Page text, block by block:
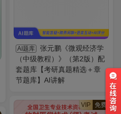
AI题库
张元鹏《微观经济学
（中级教程）》（第2版）配
套题库【考研真题精选＋章
节题库】AI讲解
VIP 免费